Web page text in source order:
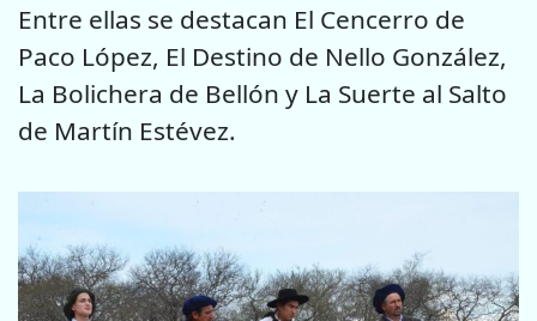
Entre ellas se destacan El Cencerro de
Paco López, El Destino de Nello González,
La Bolichera de Bellón y La Suerte al Salto
de Martín Estévez.